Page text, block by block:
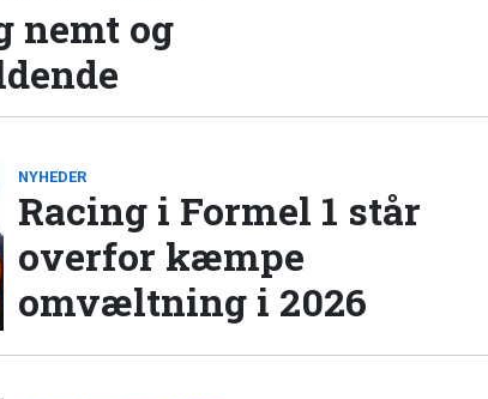
nemt og
NYHEDER
Racing i Formel 1 står
overfor kæmpe
omvæltning i 2026